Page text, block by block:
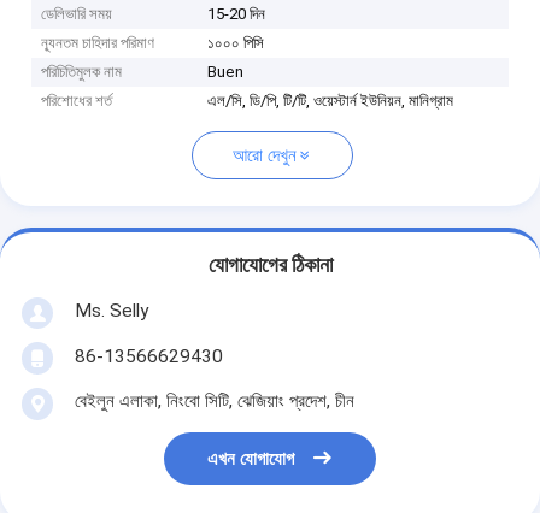
ডেলিভারি সময়
15-20 দিন
ন্যূনতম চাহিদার পরিমাণ
১০০০ পিসি
পরিচিতিমুলক নাম
Buen
পরিশোধের শর্ত
এল/সি, ডি/পি, টি/টি, ওয়েস্টার্ন ইউনিয়ন, মানিগ্রাম
আরো দেখুন
যোগাযোগের ঠিকানা
Ms. Selly
86-13566629430
বেইলুন এলাকা, নিংবো সিটি, ঝেজিয়াং প্রদেশ, চীন
এখন যোগাযোগ